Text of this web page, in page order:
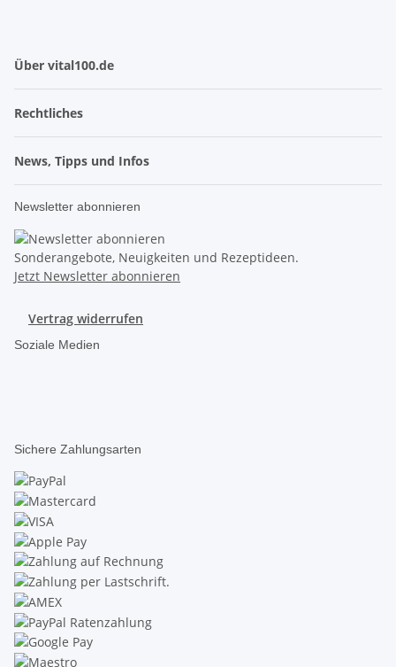
Über vital100.de
Rechtliches
News, Tipps und Infos
Newsletter abonnieren
Sonderangebote, Neuigkeiten und Rezeptideen.
Jetzt Newsletter abonnieren
Vertrag widerrufen
Soziale Medien
Sichere Zahlungsarten